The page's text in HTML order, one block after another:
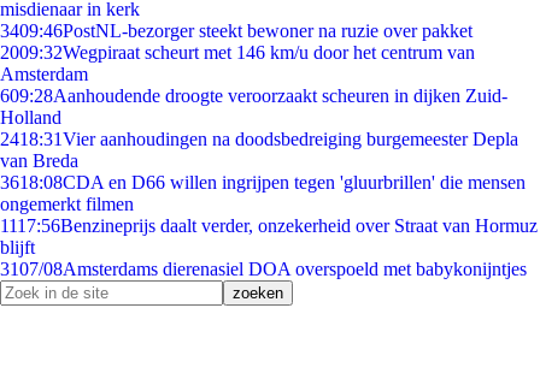
misdienaar in kerk
3409:46PostNL-bezorger steekt bewoner na ruzie over pakket
2009:32Wegpiraat scheurt met 146 km/u door het centrum van
Amsterdam
609:28Aanhoudende droogte veroorzaakt scheuren in dijken Zuid-
Holland
2418:31Vier aanhoudingen na doodsbedreiging burgemeester Depla
van Breda
3618:08CDA en D66 willen ingrijpen tegen 'gluurbrillen' die mensen
ongemerkt filmen
1117:56Benzineprijs daalt verder, onzekerheid over Straat van Hormuz
blijft
3107/08Amsterdams dierenasiel DOA overspoeld met babykonijntjes